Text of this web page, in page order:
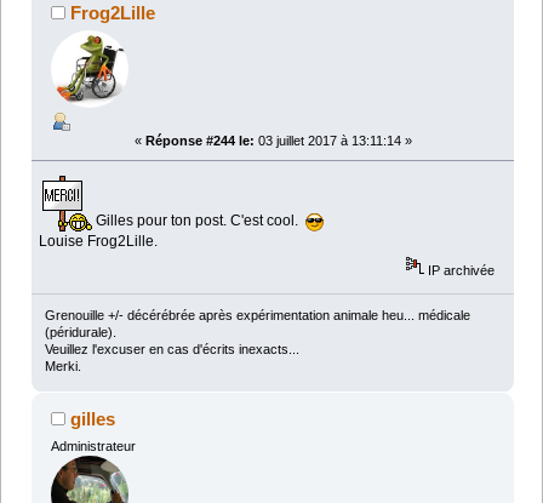
Frog2Lille
« Réponse #244 le: 03 juillet 2017 à 13:11:14 »
Gilles pour ton post. C'est cool.
Louise Frog2Lille.
IP archivée
Grenouille +/- décérébrée après expérimentation animale heu... médicale
(péridurale).
Veuillez l'excuser en cas d'écrits inexacts...
Merki.
gilles
Administrateur